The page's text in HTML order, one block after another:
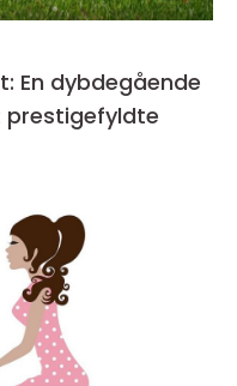
En dybdegående
prestigefyldte